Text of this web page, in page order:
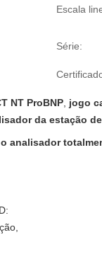
Escala
Série:
NT ProBNP jogo
da estação
analisador